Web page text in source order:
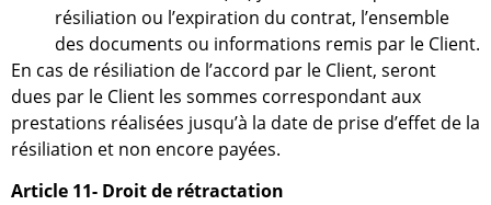
résiliation ou l’expiration du contrat, l’ensemble
des documents ou informations remis par le Client.
En cas de résiliation de l’accord par le Client, seront
dues par le Client les sommes correspondant aux
prestations réalisées jusqu’à la date de prise d’effet de la
résiliation et non encore payées.
Article 11- Droit de rétractation